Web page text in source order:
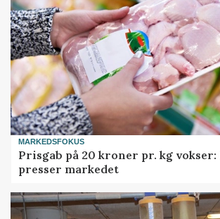
MARKEDSFOKUS
Prisgab på 20 kroner pr. kg
presser markedet